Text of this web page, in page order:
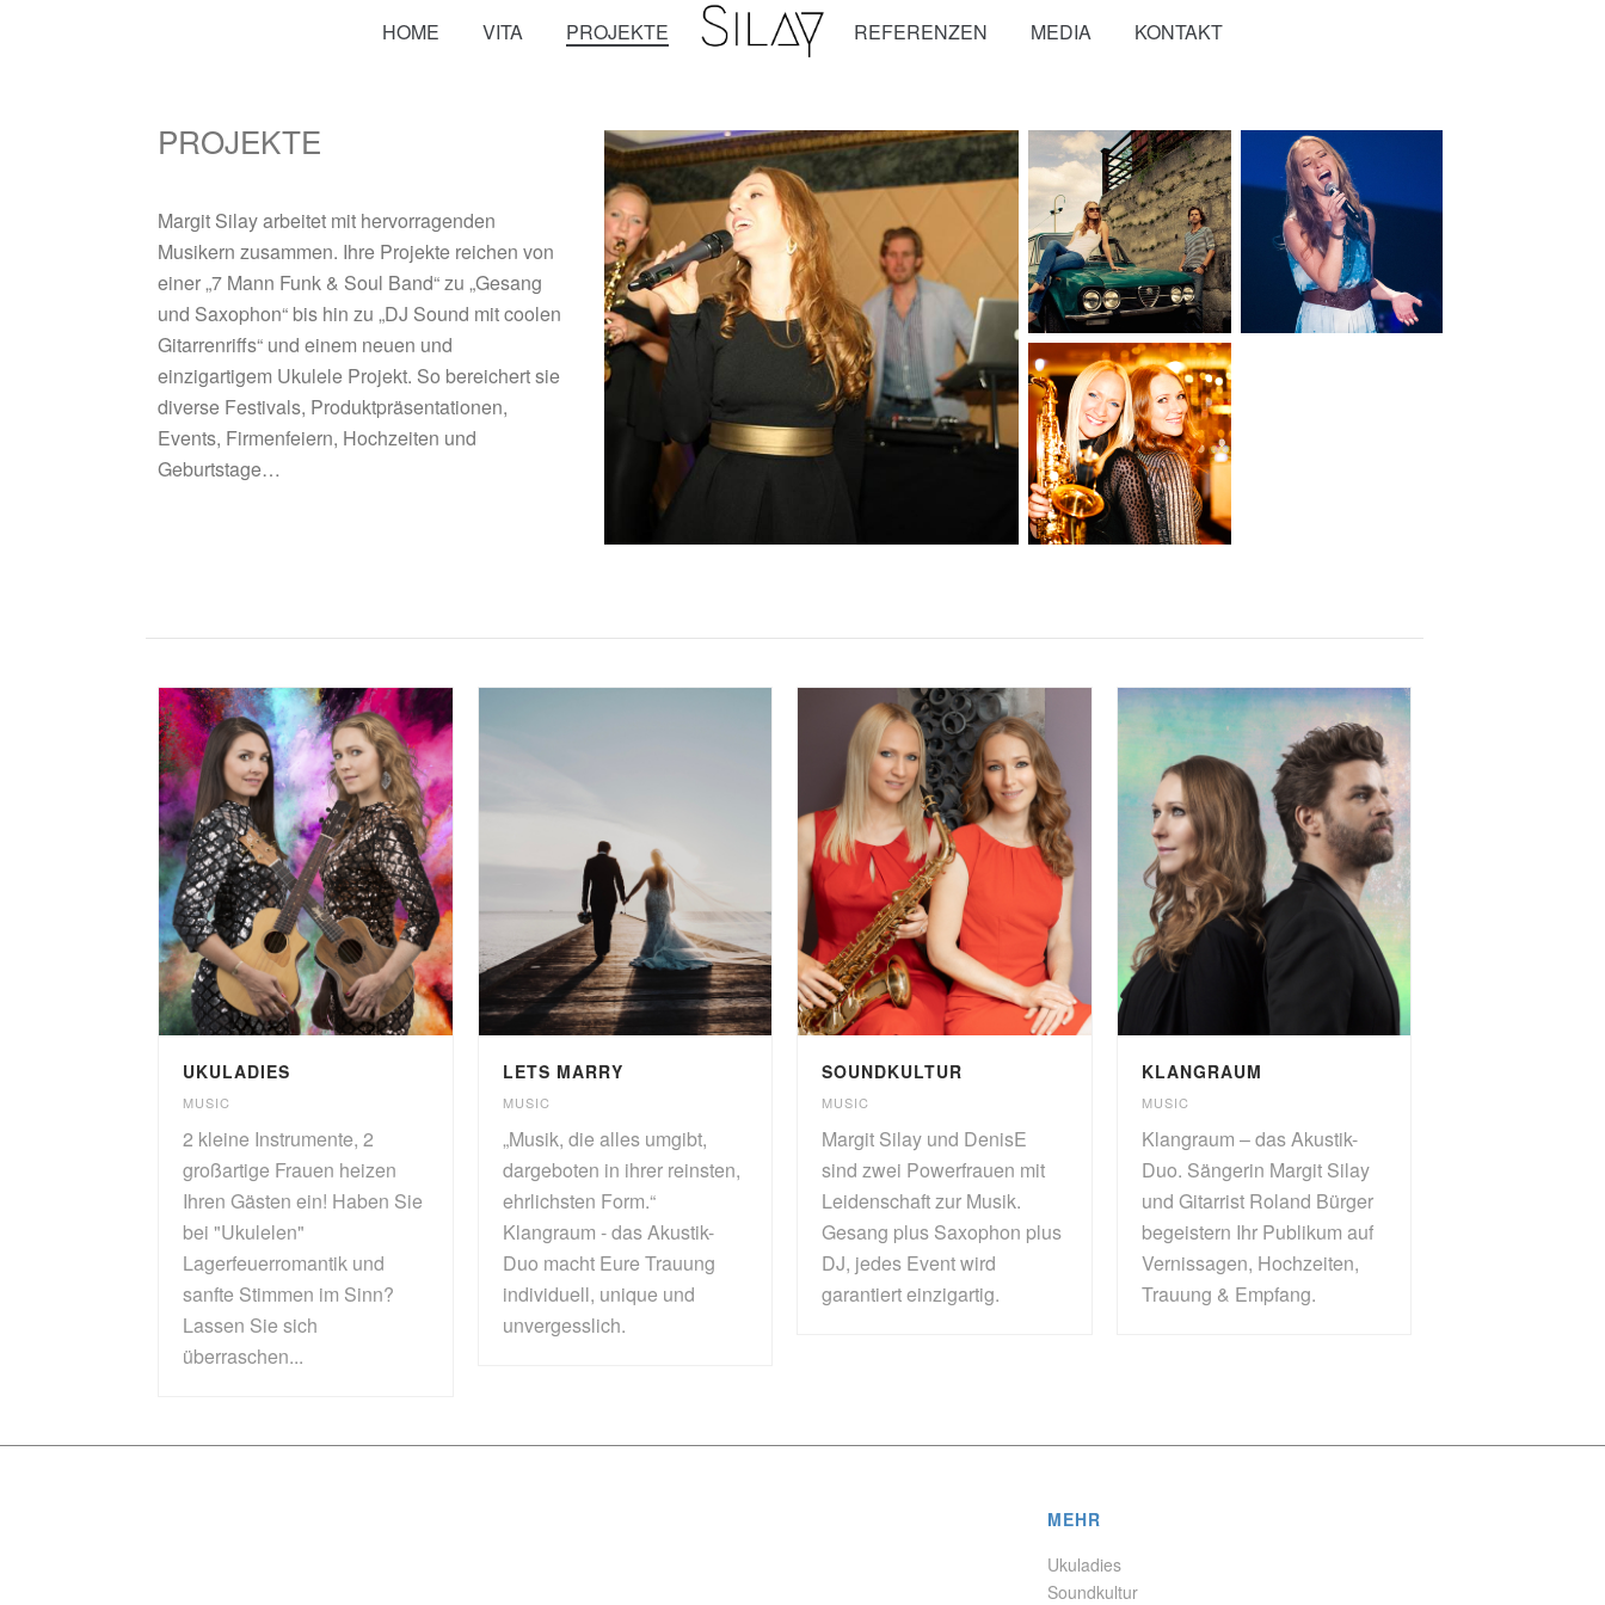
HOME VITA PROJEKTE REFERENZEN MEDIA KONTAKT
PROJEKTE
Margit Silay arbeitet mit hervorragenden
Musikern zusammen. Ihre Projekte reichen von
einer „7 Mann Funk & Soul Band“ zu „Gesang
und Saxophon“ bis hin zu „DJ Sound mit coolen
Gitarrenriffs“ und einem neuen und
einzigartigem Ukulele Projekt. So bereichert sie
diverse Festivals, Produktpräsentationen,
Events, Firmenfeiern, Hochzeiten und
Geburtstage…
UKULADIES
MUSIC
2 kleine Instrumente, 2
großartige Frauen heizen
Ihren Gästen ein! Haben Sie
bei "Ukulelen"
Lagerfeuerromantik und
sanfte Stimmen im Sinn?
Lassen Sie sich
überraschen...
LETS MARRY
MUSIC
„Musik, die alles umgibt,
dargeboten in ihrer reinsten,
ehrlichsten Form.“
Klangraum - das Akustik-
Duo macht Eure Trauung
individuell, unique und
unvergesslich.
SOUNDKULTUR
MUSIC
Margit Silay und DenisE
sind zwei Powerfrauen mit
Leidenschaft zur Musik.
Gesang plus Saxophon plus
DJ, jedes Event wird
garantiert einzigartig.
KLANGRAUM
MUSIC
Klangraum – das Akustik-
Duo. Sängerin Margit Silay
und Gitarrist Roland Bürger
begeistern Ihr Publikum auf
Vernissagen, Hochzeiten,
Trauung & Empfang.
MEHR
Ukuladies
Soundkultur